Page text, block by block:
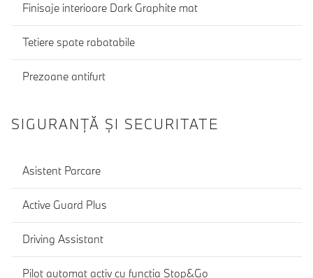
Finisaje interioare Dark Graphite mat
Tetiere spate rabatabile
Prezoane antifurt
SIGURANŢĂ ŞI SECURITATE
Asistent Parcare
Active Guard Plus
Driving Assistant
Pilot automat activ cu functia Stop&Go